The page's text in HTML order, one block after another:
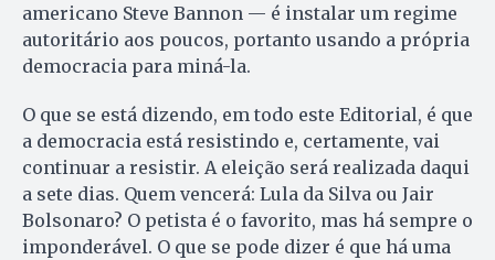
americano Steve Bannon — é instalar um regime
autoritário aos poucos, portanto usando a própria
democracia para miná-la.
O que se está dizendo, em todo este Editorial, é que
a democracia está resistindo e, certamente, vai
continuar a resistir. A eleição será realizada daqui
a sete dias. Quem vencerá: Lula da Silva ou Jair
Bolsonaro? O petista é o favorito, mas há sempre o
imponderável. O que se pode dizer é que há uma